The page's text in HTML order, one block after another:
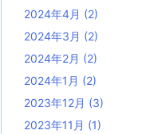
2024年4月 (2)
2024年3月 (2)
2024年2月 (2)
2024年1月 (2)
2023年12月 (3)
2023年11月 (1)